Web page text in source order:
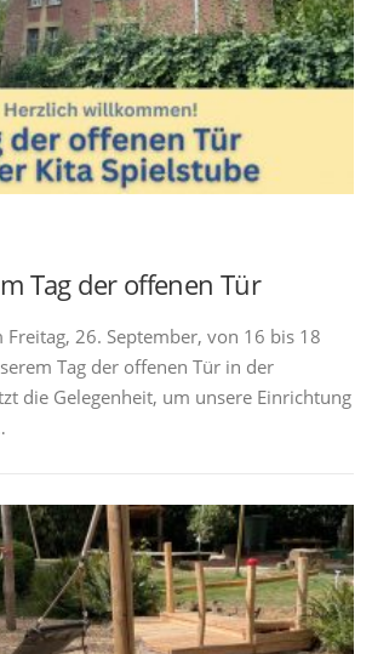
Tag der offenen Tür
Freitag, 26. September, von 16 bis 18
Tag der offenen Tür in der
die Gelegenheit, um unsere Einrichtung